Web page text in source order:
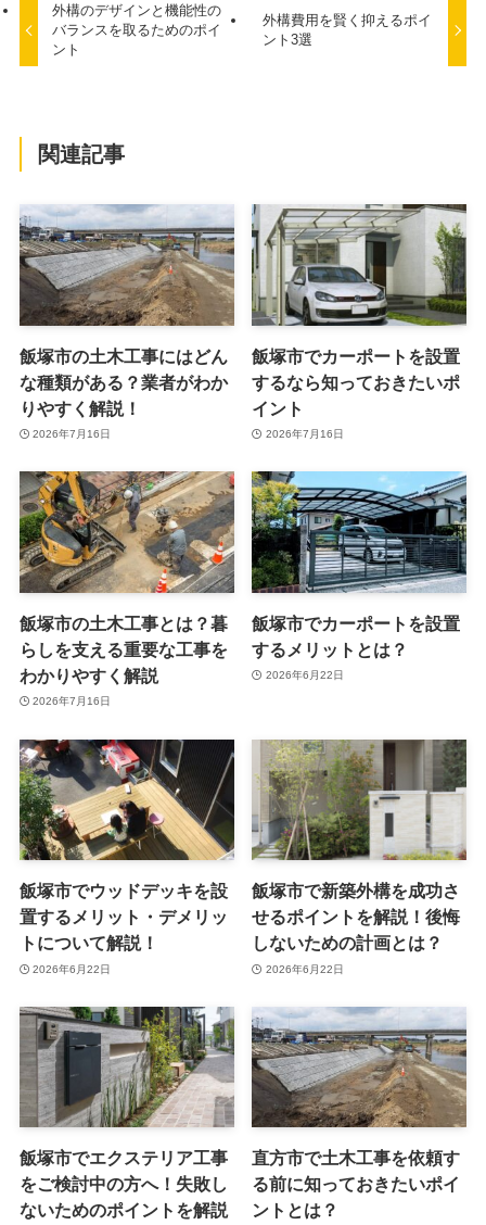
外構のデザインと機能性の
バランスを取るためのポイ
ント
外構費用を賢く抑えるポイ
ント3選
関連記事
飯塚市の土木工事にはどん
な種類がある？業者がわか
りやすく解説！
2026年7月16日
飯塚市でカーポートを設置
するなら知っておきたいポ
イント
2026年7月16日
飯塚市の土木工事とは？暮
らしを支える重要な工事を
わかりやすく解説
2026年7月16日
飯塚市でカーポートを設置
するメリットとは？
2026年6月22日
飯塚市でウッドデッキを設
置するメリット・デメリッ
トについて解説！
2026年6月22日
飯塚市で新築外構を成功さ
せるポイントを解説！後悔
しないための計画とは？
2026年6月22日
飯塚市でエクステリア工事
をご検討中の方へ！失敗し
ないためのポイントを解説
直方市で土木工事を依頼す
る前に知っておきたいポイ
ントとは？